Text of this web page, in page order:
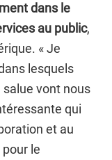
dans le
au public,
« Je
lesquels
vont nous
qui
et au
le